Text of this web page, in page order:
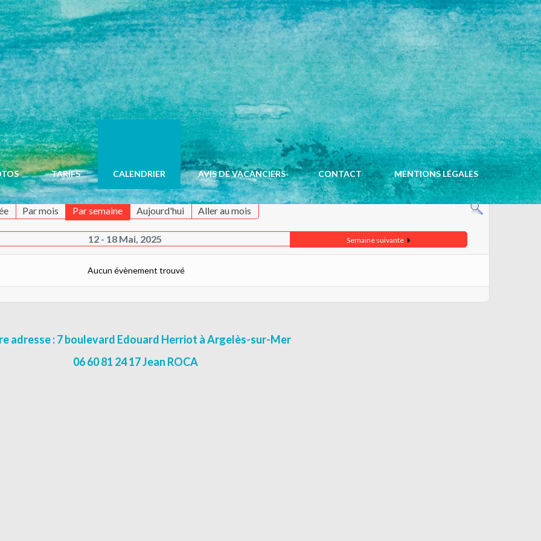
TARIFS CALENDRIER AVIS DE VACANCIERS CONTACT MENTIONS LÉGALES
ACCUEIL CALENDRIER
Par mois Par semaine Aujourd'hui Aller au mois
12 - 18 Mai, 2025 Semaine suivante
Aucun évènement trouvé
adresse : 7 boulevard Edouard Herriot à Argelès-sur-Mer
06 60 81 24 17 Jean ROCA